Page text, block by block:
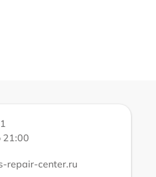
21:00
repair-center.ru